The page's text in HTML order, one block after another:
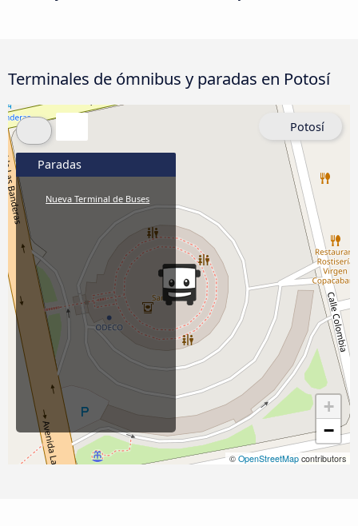
Terminales de ómnibus y paradas en Potosí
+
−
© OpenStreetMap contributors
Paradas
Nueva Terminal de Buses
Potosí